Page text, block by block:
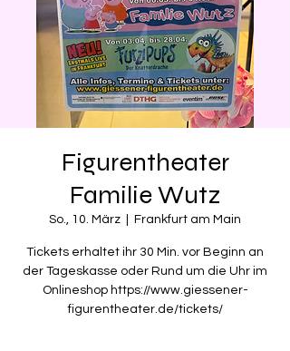
Figurentheater
Familie Wutz
So., 10. März Frankfurt am Main
Tickets erhaltet ihr 30 Min. vor Beginn an
der Tageskasse oder Rund um die Uhr im
Onlineshop https://www.giessener-
figurentheater.de/tickets/